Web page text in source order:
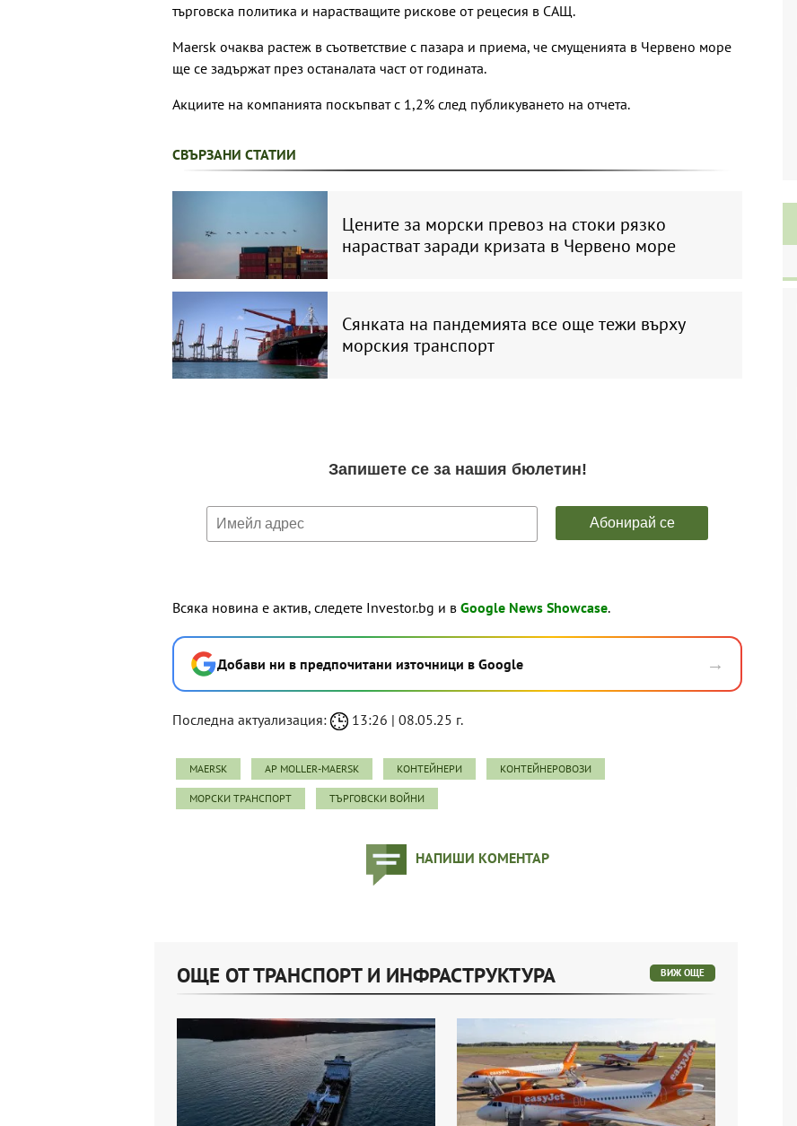
търговска политика и нарастващите рискове от рецесия в САЩ.
Maersk очаква растеж в съответствие с пазара и приема, че смущенията в Червено море
ще се задържат през останалата част от годината.
Акциите на компанията поскъпват с 1,2% след публикуването на отчета.
СВЪРЗАНИ СТАТИИ
Цените за морски превоз на стоки рязко
нарастват заради кризата в Червено море
Сянката на пандемията все още тежи върху
морския транспорт
Всяка новина е актив, следете Investor.bg и в Google News Showcase.
Добави ни в предпочитани източници в Google →
Последна актуализация: 13:26 | 08.05.25 г.
MAERSK AP MOLLER-MAERSK КОНТЕЙНЕРИ КОНТЕЙНЕРОВОЗИ
МОРСКИ ТРАНСПОРТ ТЪРГОВСКИ ВОЙНИ
НАПИШИ КОМЕНТАР
ОЩЕ ОТ ТРАНСПОРТ И ИНФРАСТРУКТУРА ВИЖ ОЩЕ